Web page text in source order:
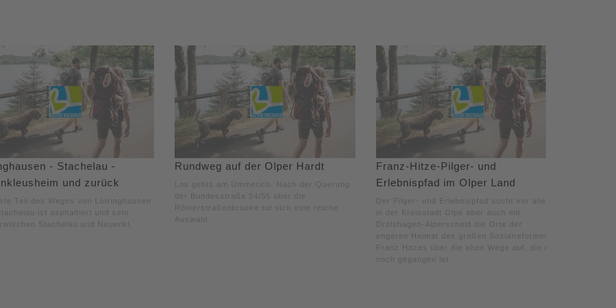
- Stachelau -
und zurück
Teil des Weges von Lütringhausen
ist asphaltiert und sehr
Stachelau und Neuenkl.
Rundweg auf der Olper Hardt
Los gehts am Ümmerich. Nach der Querung
der Bundesstraße 54/55 über die
Römerstraßenbrücke tut sich eine reiche
Auswahl.
Franz-Hitze-Pilger- und
Erlebnispfad im Olper Land
Der Pilger- und Erlebnispfad sucht vor allem
in der Kreisstadt Olpe aber auch mit
Drolshagen-Alperscheid die Orte der
engeren Heimat des großen Sozialreformers
Franz Hitzes über die alten Wege auf, die er
noch gegangen ist.